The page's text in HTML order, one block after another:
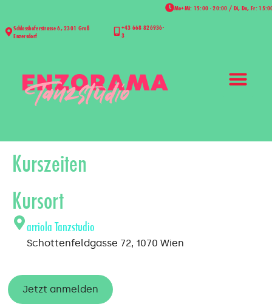
Schlosshoferstrasse 6, 2301 Groß
Enzersdorf
+43 668 826936-
3
Mo+Mi: 15:00 - 20:00 / Di, Do, Fr:
Kurszeiten
Kursort
arriola Tanzstudio
Schottenfeldgasse 72, 1070 Wien
Jetzt anmelden